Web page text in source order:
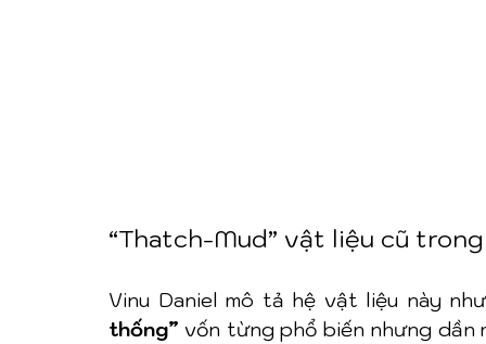
“Thatch-Mud” vật liệu cũ
Vinu Daniel mô tả hệ vật liệu này
thống” vốn từng phổ biến nhưng dần